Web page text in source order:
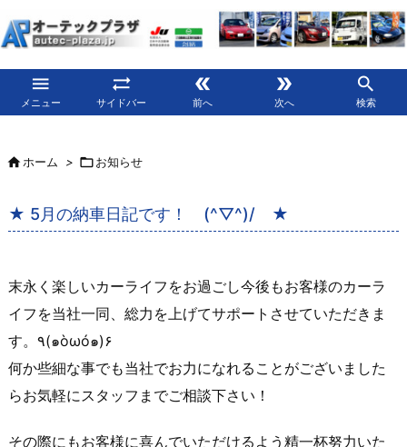

メニュー

サイドバー

前へ

次へ

検索
ホーム > お知らせ
★ 5月の納車日記です！ (^▽^)/ ★
末永く楽しいカーライフをお過ごし今後もお客様のカーラ
イフを当社一同、総力を上げてサポートさせていただきま
す。٩(๑òωó๑)۶
何か些細な事でも当社でお力になれることがございました
らお気軽にスタッフまでご相談下さい！
その際にもお客様に喜んでいただけるよう精一杯努力いた